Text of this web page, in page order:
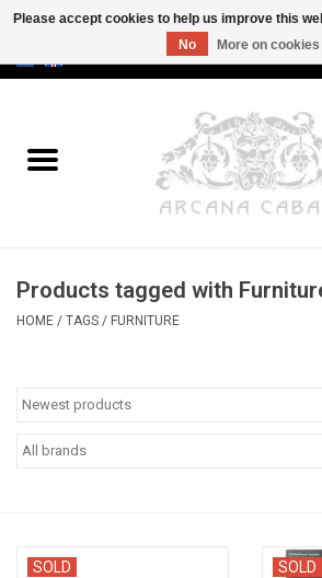
Old & Rare
Erotica
Categories
Products tagged with
HOME / TAGS / FURNITURE
SOLD SOLD
Please accept cookies to help us improve this
No
More on cookies